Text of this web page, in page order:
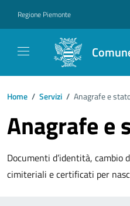
Regione Piemonte
Home / Servizi / Anagrafe e
Anagrafe e
Documenti d’identità, cambio
cimiteriali e certificati per